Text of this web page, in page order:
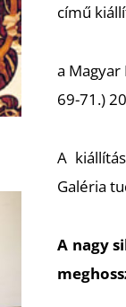
című
a
69-71.)
A
Galéria
A nagy